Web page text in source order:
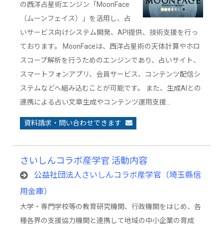
の西洋占星術エンジン「MoonFace
（ムーンフェイス）」を活用し、占
いサービス向けシステム開発、API提供、技術支援を行っ
ております。 MoonFaceは、西洋占星術の天体計算やホロ
スコープ解析を行うためのエンジンであり、占いサイト、
スマートフォンアプリ、会員サービス、コンテンツ配信シ
ステムなどへ組み込むことが可能です。 また、生成AIとの
連携による占い文章生成やコンテンツ運用支援…
資料請求・問い合わせできます
さいしんコラボ産学官 活動内容
公益社団法人さいしんコラボ産学官（埼玉縣信
用金庫）
大学・専門学校等の教育研究機関、行政機関をはじめ、各
種各界の支援協力機関と連携して地域の中小企業の育成